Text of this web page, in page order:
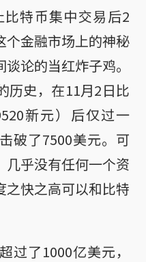
特币集中交易后2
个金融市场上的神秘
论的当红炸子鸡。
历史，在11月2日比
新元）后仅过一
破了7500美元。可
几乎没有任何一个资
之快之高可以和比特
过了1000亿美元，